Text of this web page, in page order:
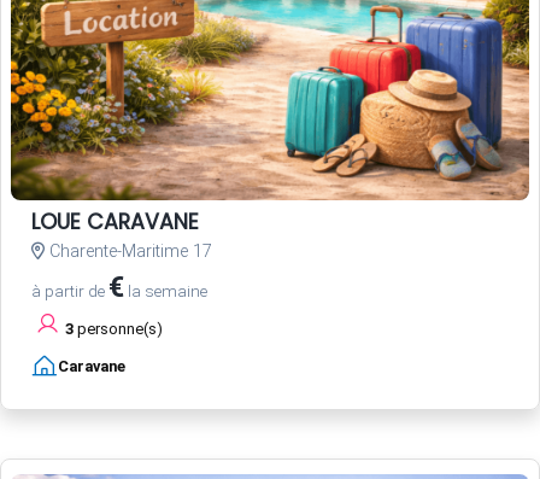
LOUE CARAVANE
Charente-Maritime 17
à partir de € la semaine
3 personne(s)
Caravane